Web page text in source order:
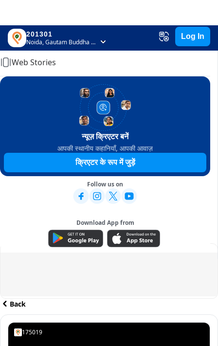
201301
Noida, Gautam Buddha Nagar, Uttar Pradesh
Log In
Home
Web Stories
न्यूज़ क्रिएटर बनें
आपकी स्थानीय कहानियाँ, आपकी आवाज़
क्रिएटर के रूप में जुड़ें
Follow us on
Download App from
ADVERTISEMENT
Back
175019